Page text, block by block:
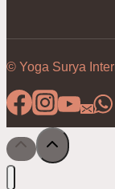
© Yoga Surya